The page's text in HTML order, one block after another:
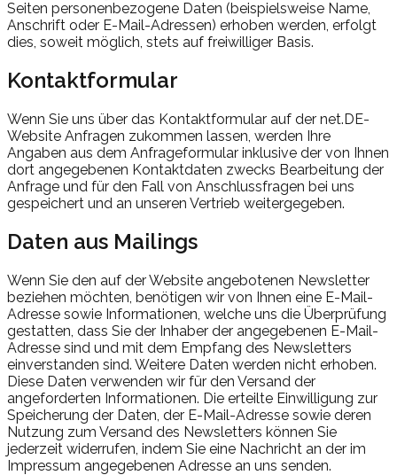
Seiten personenbezogene Daten (beispielsweise Name,
Anschrift oder E-Mail-Adressen) erhoben werden, erfolgt
dies, soweit möglich, stets auf freiwilliger Basis.
Kontaktformular
Wenn Sie uns über das Kontaktformular auf der net.DE-
Website Anfragen zukommen lassen, werden Ihre
Angaben aus dem Anfrageformular inklusive der von Ihnen
dort angegebenen Kontaktdaten zwecks Bearbeitung der
Anfrage und für den Fall von Anschlussfragen bei uns
gespeichert und an unseren Vertrieb weitergegeben.
Daten aus Mailings
Wenn Sie den auf der Website angebotenen Newsletter
beziehen möchten, benötigen wir von Ihnen eine E-Mail-
Adresse sowie Informationen, welche uns die Überprüfung
gestatten, dass Sie der Inhaber der angegebenen E-Mail-
Adresse sind und mit dem Empfang des Newsletters
einverstanden sind. Weitere Daten werden nicht erhoben.
Diese Daten verwenden wir für den Versand der
angeforderten Informationen. Die erteilte Einwilligung zur
Speicherung der Daten, der E-Mail-Adresse sowie deren
Nutzung zum Versand des Newsletters können Sie
jederzeit widerrufen, indem Sie eine Nachricht an der im
Impressum angegebenen Adresse an uns senden.